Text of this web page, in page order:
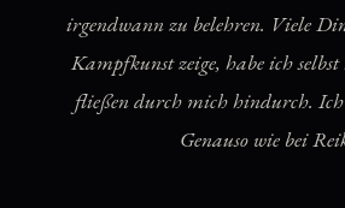
irgendwann zu belehren. Viele
Kampfkunst zeige, habe ich selbst
fließen durch mich hindurch.
Genauso wie bei